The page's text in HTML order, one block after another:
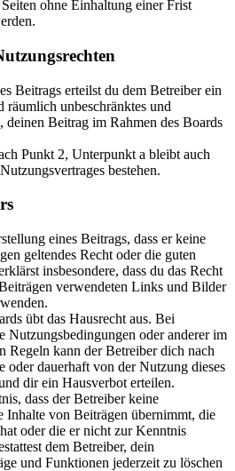
ohne Einhaltung einer Frist
Beitrags erteilst du dem Betreiber ein
räumlich unbeschränktes und
deinen Beitrag im Rahmen des Boards
Punkt 2, Unterpunkt a bleibt auch
bestehen.
eines Beitrags, dass er keine
geltendes Recht oder die guten
insbesondere, dass du das Recht
verwendeten Links und Bilder
übt das Hausrecht aus. Bei
Nutzungsbedingungen oder anderer im
Regeln kann der Betreiber dich nach
oder dauerhaft von der Nutzung dieses
dir ein Hausverbot erteilen.
dass der Betreiber keine
Inhalte von Beiträgen übernimmt, die
oder die er nicht zur Kenntnis
dem Betreiber, dein
und Funktionen jederzeit zu löschen